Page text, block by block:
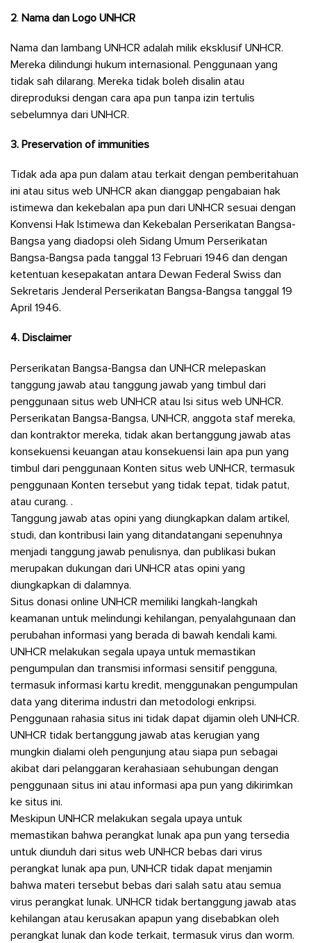
2. Nama dan Logo UNHCR
Nama dan lambang UNHCR adalah milik eksklusif UNHCR.
Mereka dilindungi hukum internasional. Penggunaan yang
tidak sah dilarang. Mereka tidak boleh disalin atau
direproduksi dengan cara apa pun tanpa izin tertulis
sebelumnya dari UNHCR.
3. Preservation of immunities
Tidak ada apa pun dalam atau terkait dengan pemberitahuan
ini atau situs web UNHCR akan dianggap pengabaian hak
istimewa dan kekebalan apa pun dari UNHCR sesuai dengan
Konvensi Hak Istimewa dan Kekebalan Perserikatan Bangsa-
Bangsa yang diadopsi oleh Sidang Umum Perserikatan
Bangsa-Bangsa pada tanggal 13 Februari 1946 dan dengan
ketentuan kesepakatan antara Dewan Federal Swiss dan
Sekretaris Jenderal Perserikatan Bangsa-Bangsa tanggal 19
April 1946.
4. Disclaimer
Perserikatan Bangsa-Bangsa dan UNHCR melepaskan
tanggung jawab atau tanggung jawab yang timbul dari
penggunaan situs web UNHCR atau Isi situs web UNHCR.
Perserikatan Bangsa-Bangsa, UNHCR, anggota staf mereka,
dan kontraktor mereka, tidak akan bertanggung jawab atas
konsekuensi keuangan atau konsekuensi lain apa pun yang
timbul dari penggunaan Konten situs web UNHCR, termasuk
penggunaan Konten tersebut yang tidak tepat, tidak patut,
atau curang. .
Tanggung jawab atas opini yang diungkapkan dalam artikel,
studi, dan kontribusi lain yang ditandatangani sepenuhnya
menjadi tanggung jawab penulisnya, dan publikasi bukan
merupakan dukungan dari UNHCR atas opini yang
diungkapkan di dalamnya.
Situs donasi online UNHCR memiliki langkah-langkah
keamanan untuk melindungi kehilangan, penyalahgunaan dan
perubahan informasi yang berada di bawah kendali kami.
UNHCR melakukan segala upaya untuk memastikan
pengumpulan dan transmisi informasi sensitif pengguna,
termasuk informasi kartu kredit, menggunakan pengumpulan
data yang diterima industri dan metodologi enkripsi.
Penggunaan rahasia situs ini tidak dapat dijamin oleh UNHCR.
UNHCR tidak bertanggung jawab atas kerugian yang
mungkin dialami oleh pengunjung atau siapa pun sebagai
akibat dari pelanggaran kerahasiaan sehubungan dengan
penggunaan situs ini atau informasi apa pun yang dikirimkan
ke situs ini.
Meskipun UNHCR melakukan segala upaya untuk
memastikan bahwa perangkat lunak apa pun yang tersedia
untuk diunduh dari situs web UNHCR bebas dari virus
perangkat lunak apa pun, UNHCR tidak dapat menjamin
bahwa materi tersebut bebas dari salah satu atau semua
virus perangkat lunak. UNHCR tidak bertanggung jawab atas
kehilangan atau kerusakan apapun yang disebabkan oleh
perangkat lunak dan kode terkait, termasuk virus dan worm.